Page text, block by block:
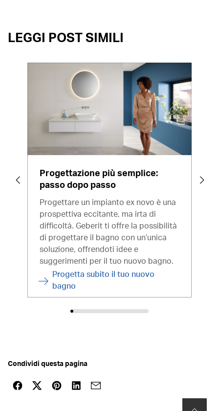
LEGGI POST SIMILI
Progettazione più semplice:
passo dopo passo
Progettare un impianto ex novo è una
prospettiva eccitante, ma irta di
difficoltà. Geberit ti offre la possibilità
di progettare il bagno con un’unica
soluzione, offrendoti idee e
suggerimenti per il tuo nuovo bagno.
Progetta subito il tuo nuovo
bagno
Condividi questa pagina